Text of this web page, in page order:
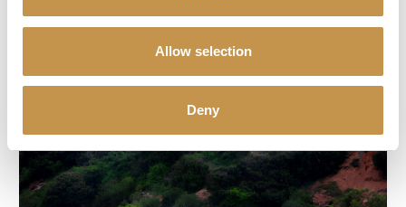
Allow selection
Deny